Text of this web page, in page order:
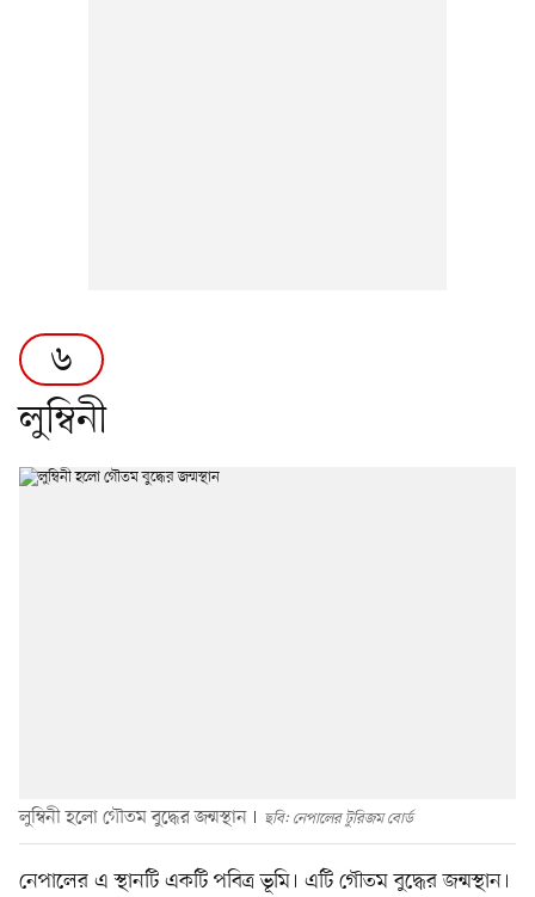
৬
লুম্বিনী
লুম্বিনী হলো গৌতম বুদ্ধের জন্মস্থান ছবি: নেপালের টুরিজম বোর্ড
নেপালের এ স্থানটি একটি পবিত্র ভূমি। এটি গৌতম বুদ্ধের জন্মস্থান।